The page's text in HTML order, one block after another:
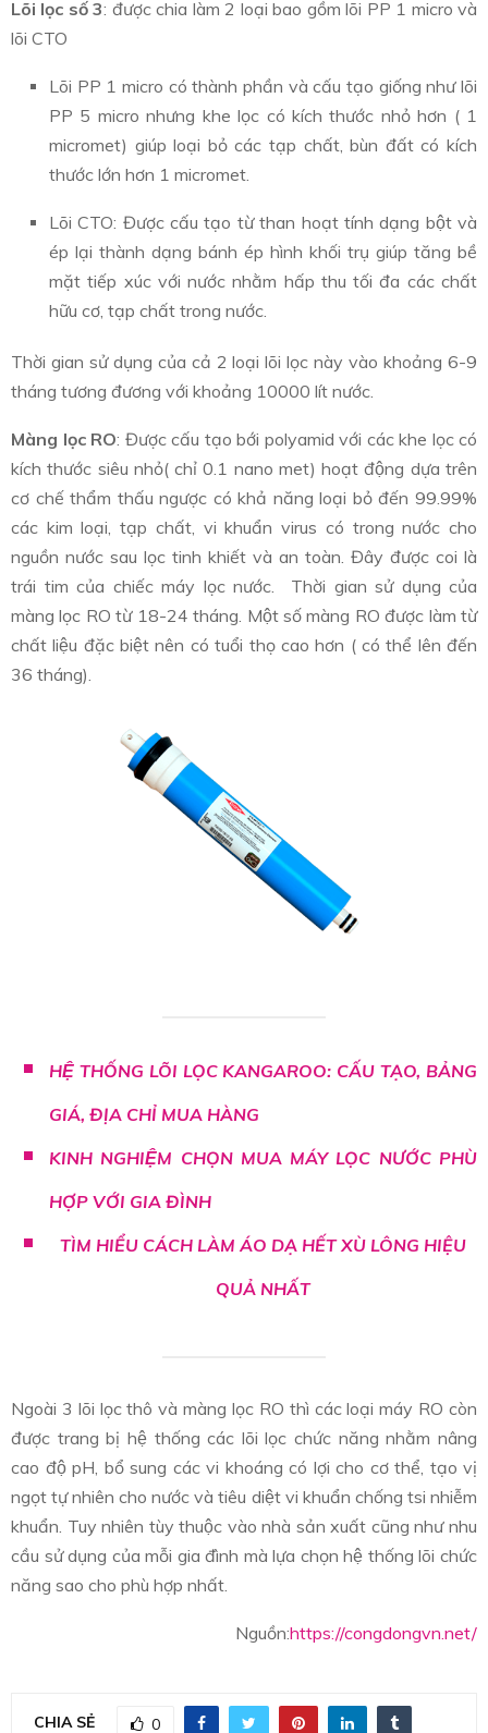
Lõi lọc số 3: được chia làm 2 loại bao gồm lõi PP 1 micro và
lõi CTO
Lõi PP 1 micro có thành phần và cấu tạo giống như lõi
PP 5 micro nhưng khe lọc có kích thước nhỏ hơn ( 1
micromet) giúp loại bỏ các tạp chất, bùn đất có kích
thước lớn hơn 1 micromet.
Lõi CTO: Được cấu tạo từ than hoạt tính dạng bột và
ép lại thành dạng bánh ép hình khối trụ giúp tăng bề
mặt tiếp xúc với nước nhằm hấp thu tối đa các chất
hữu cơ, tạp chất trong nước.
Thời gian sử dụng của cả 2 loại lõi lọc này vào khoảng 6-9
tháng tương đương với khoảng 10000 lít nước.
Màng lọc RO: Được cấu tạo bới polyamid với các khe lọc có
kích thước siêu nhỏ( chỉ 0.1 nano met) hoạt động dựa trên
cơ chế thẩm thấu ngược có khả năng loại bỏ đến 99.99%
các kim loại, tạp chất, vi khuẩn virus có trong nước cho
nguồn nước sau lọc tinh khiết và an toàn. Đây được coi là
trái tim của chiếc máy lọc nước. Thời gian sử dụng của
màng lọc RO từ 18-24 tháng. Một số màng RO được làm từ
chất liệu đặc biệt nên có tuổi thọ cao hơn ( có thể lên đến
36 tháng).
HỆ THỐNG LÕI LỌC KANGAROO: CẤU TẠO, BẢNG
GIÁ, ĐỊA CHỈ MUA HÀNG
KINH NGHIỆM CHỌN MUA MÁY LỌC NƯỚC PHÙ
HỢP VỚI GIA ĐÌNH
TÌM HIỂU CÁCH LÀM ÁO DẠ HẾT XÙ LÔNG HIỆU
QUẢ NHẤT
Ngoài 3 lõi lọc thô và màng lọc RO thì các loại máy RO còn
được trang bị hệ thống các lõi lọc chức năng nhằm nâng
cao độ pH, bổ sung các vi khoáng có lợi cho cơ thể, tạo vị
ngọt tự nhiên cho nước và tiêu diệt vi khuẩn chống tsi nhiễm
khuẩn. Tuy nhiên tùy thuộc vào nhà sản xuất cũng như nhu
cầu sử dụng của mỗi gia đình mà lựa chọn hệ thống lõi chức
năng sao cho phù hợp nhất.
Nguồn:https://congdongvn.net/
CHIA SẺ 0